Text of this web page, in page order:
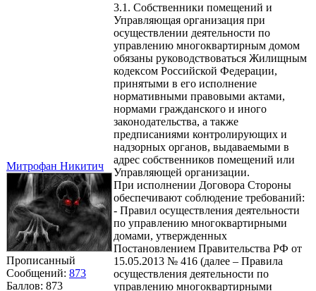
Митрофан Никитич
Прописанный
Сообщений: 873
Баллов: 873
3.1. Собственники помещений и
Управляющая организация при
осуществлении деятельности по
управлению многоквартирным домом
обязаны руководствоваться Жилищным
кодексом Российской Федерации,
принятыми в его исполнение
нормативными правовыми актами,
нормами гражданского и иного
законодательства, а также
предписаниями контролирующих и
надзорных органов, выдаваемыми в
адрес собственников помещений или
Управляющей организации.
При исполнении Договора Стороны
обеспечивают соблюдение требований:
- Правил осуществления деятельности
по управлению многоквартирными
домами, утвержденных
Постановлением Правительства РФ от
15.05.2013 № 416 (далее – Правила
осуществления деятельности по
управлению многоквартирными